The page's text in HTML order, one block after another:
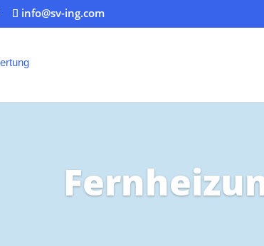
info@sv-ing.com